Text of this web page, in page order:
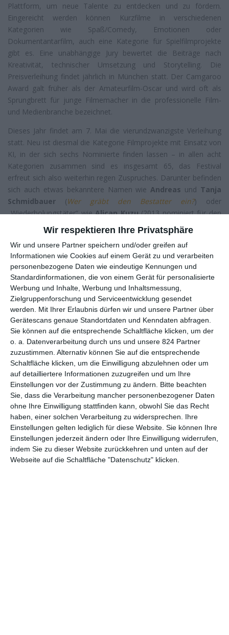
Wir respektieren Ihre Privatsphäre
Wir und unsere Partner speichern und/oder greifen auf
Informationen wie Cookies auf einem Gerät zu und verarbeiten
personenbezogene Daten wie eindeutige Kennungen und
Standardinformationen, die von einem Gerät für personalisierte
Werbung und Inhalte, Werbung und Inhaltsmessung,
Zielgruppenforschung und Serviceentwicklung gesendet
werden. Mit Ihrer Erlaubnis dürfen wir und unsere Partner über
Gerätescans genaue Standortdaten und Kenndaten abfragen.
Sie können auf die entsprechende Schaltfläche klicken, um der
o. a. Datenverarbeitung durch uns und unsere 824 Partner
zuzustimmen. Alternativ können Sie auf die entsprechende
Schaltfläche klicken, um die Einwilligung abzulehnen oder um
auf detailliertere Informationen zuzugreifen und um Ihre
Einstellungen vor der Zustimmung zu ändern. Bitte beachten
Sie, dass die Verarbeitung mancher personenbezogener Daten
ohne Ihre Einwilligung stattfinden kann, obwohl Sie das Recht
haben, einer solchen Verarbeitung zu widersprechen. Ihre
Einstellungen gelten lediglich für diese Website. Sie können Ihre
Einstellungen jederzeit ändern oder Ihre Einwilligung widerrufen,
indem Sie zu dieser Website zurückkehren und unten auf der
Webseite auf die Schaltfläche "Datenschutz" klicken.
Plattform, um neue Talente zu entdecken und zu fördern.
Eingereicht werden können Kurzfilme in verschiedenen
Kategorien wie Spaß/Comedy, Emotionen oder
Dokumentantarfilm, auch eine Kategorie für Spielfilmprojekte
gibt es. Eine unabhängige Jury bewertet die Beiträge nach
Kreativität, technischer Umsetzung und Storytelling. Die
Preisverleihung findet jährlich in München statt. Der Camgaroo
Award galt früher als der Amateurfilm-Oscar und wird oft als
Sprungbrett für junge Filmemacher in die professionelle Film-
und Medienbranche bezeichnet.
Dieses Jahr findet am 7. Mai die vierundzwanzigste Verleihung
statt. Neu ist diesmal die Kategorie Filmprojekte mit Einsatz von
KI, in der sich sechs Nominierte finden lassen – in allen acht
Kategorien zusammen sind es insgesamt 65, das Festival
erfreut sich also weiterhin regen Zuspruches. Darunter befinden
sich auch etwas bekanntere Namen wieAndreas und Tanja
Schmidbauer ( Wer gräbt den Bestatter ein?) oder
„Wiederholungstäter“ wieAlican Kuzu(2013 nominiert für den
I Walk Alone , 2022 einmal für den Kurzfilm
einmal für das SpielfilmkonzeptNexus Nox). Das Festival
besteht allerdings nicht nur aus der um 19 Uhr beginnenden
Camgaroo Award Night, der Verleihungszeremonie also,
sondern hat Interessierten darüber hinaus den ganzen Tag über
etwas zu bieten. Los geht es um 10 Uhr mit einem Network
Panel, bei dem sich Independent- und Nachwuchsfilmemachern
mit etablierten Profis vernetzen können. Im weiteren Verlauf gibt
es etwa einen Vortrag zum aktuellen Filmrecht oder Panels zur
KI-Kompetenz. Das Ganze findet statt in der ASTOR Film
Lounge im ARRI München, Türkenstraße 91, 80799 München.
Tickets zu den einzel buchbaren Veranstaltungen können unter
ticket.camgaroo.com erstanden werden, wo sich auch die
Veranstaltungsübersicht finden lässt.
(Anzeige)
FACEBOOK TWITTER